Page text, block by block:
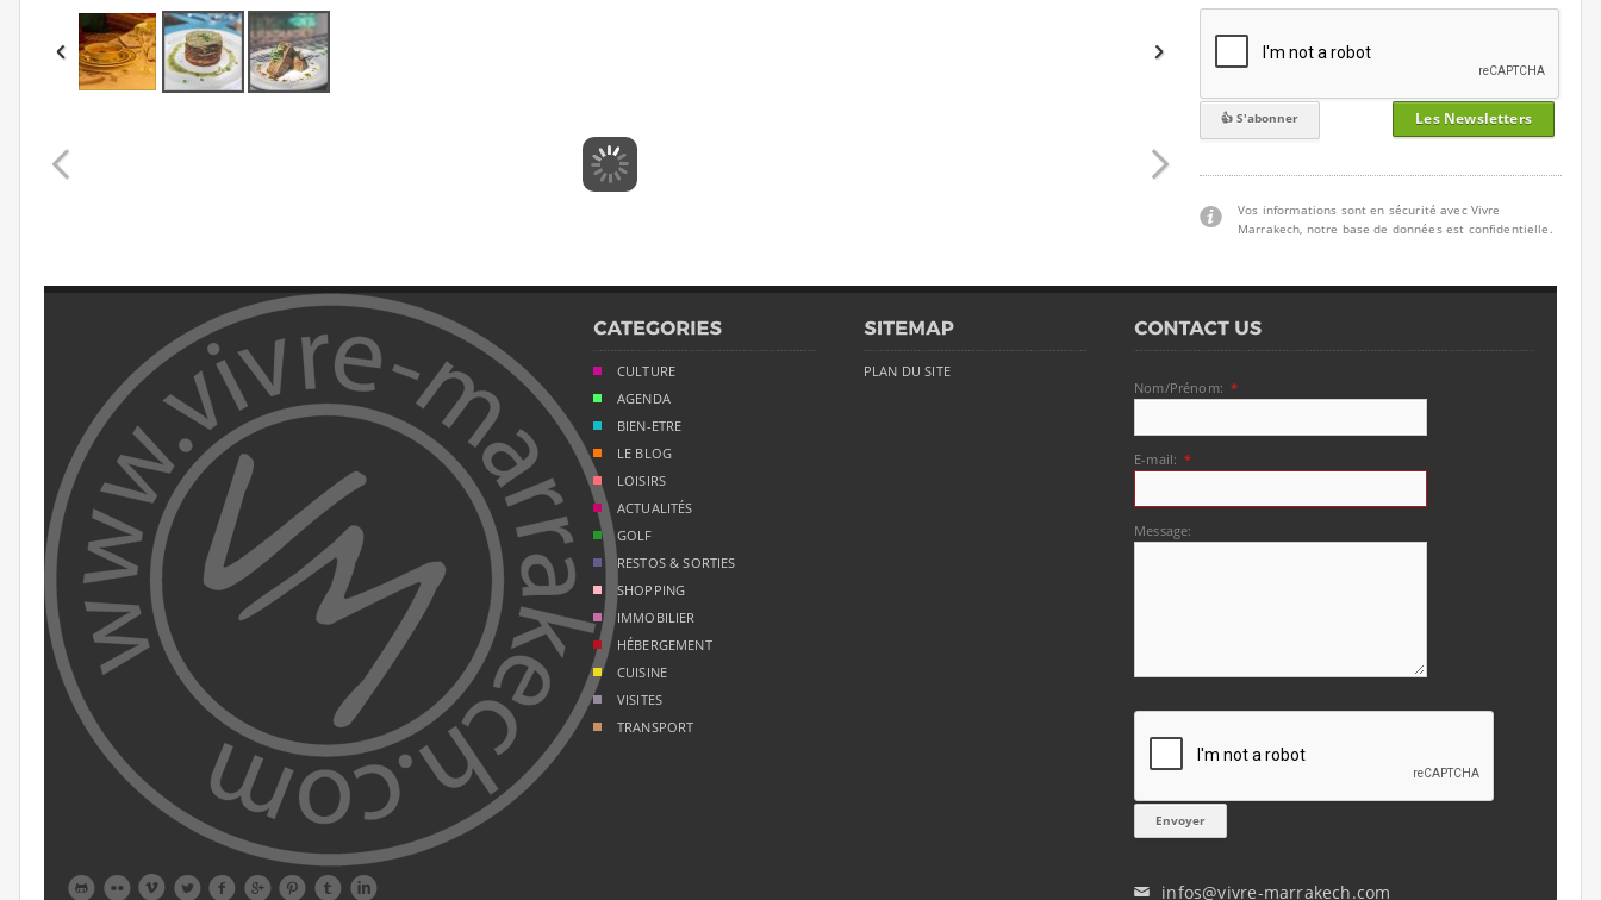
Les Newsletters
Vos informations sont en sécurité avec Vivre
Marrakech, notre base de données est confidentielle.
        
CULTURE
AGENDA
BIEN-ETRE
LE BLOG
LOISIRS
ACTUALITÉS
GOLF
RESTOS & SORTIES
SHOPPING
IMMOBILIER
HÉBERGEMENT
CUISINE
VISITES
TRANSPORT
PLAN DU SITE
Nom/Prénom: *
E-mail: *
Message:
✉ infos@vivre-marrakech.com